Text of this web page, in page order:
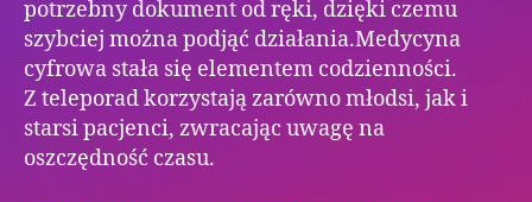
potrzebny dokument od ręki, dzięki czemu
szybciej można podjąć działania.Medycyna
cyfrowa stała się elementem codzienności.
Z teleporad korzystają zarówno młodsi, jak i
starsi pacjenci, zwracając uwagę na
oszczędność czasu.